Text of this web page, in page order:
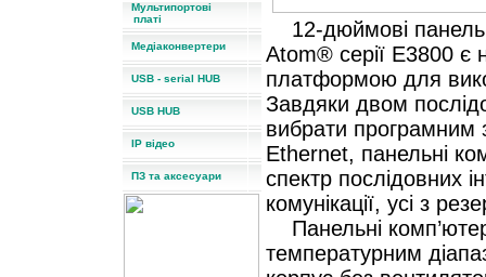
Мультипортові
платі
Медіаконвертери
USB - serial HUB
USB HUB
IP відео
ПЗ та аксесуари
12-дюймові
Atom® серії E3800 є
платформою для
Завдяки двом
вибрати програмним
Ethernet, панельні
спектр послідовних
комунікації, усі з
Панельні
температурним